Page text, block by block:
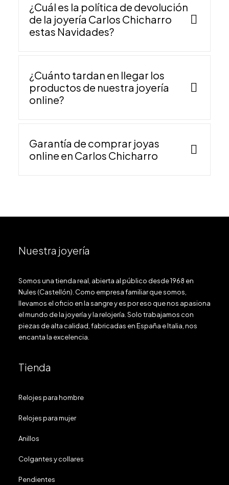
¿Cuál es la política de devolución
de la joyería Carlos Chicharro
estas Navidades?
¿Cuánto tardan en llegar los
productos de nuestra joyería
online?
Garantía de comprar joyas
online en Carlos Chicharro
Nuestra joyería
Somos una tienda real, abierta al público desde 1968 en
Nules (Castellón). Como empresa familiar que somos,
llevamos el oficio en la sangre y es por eso que nos apasiona
el mundo de la joyería y la relojería. Solo trabajamos con
piezas de alta calidad, fabricadas en España e Italia, nos
encanta la excelencia.
Tienda
Relojes para hombre
Relojes para mujer
Anillos
Colgantes y collares
Pendientes